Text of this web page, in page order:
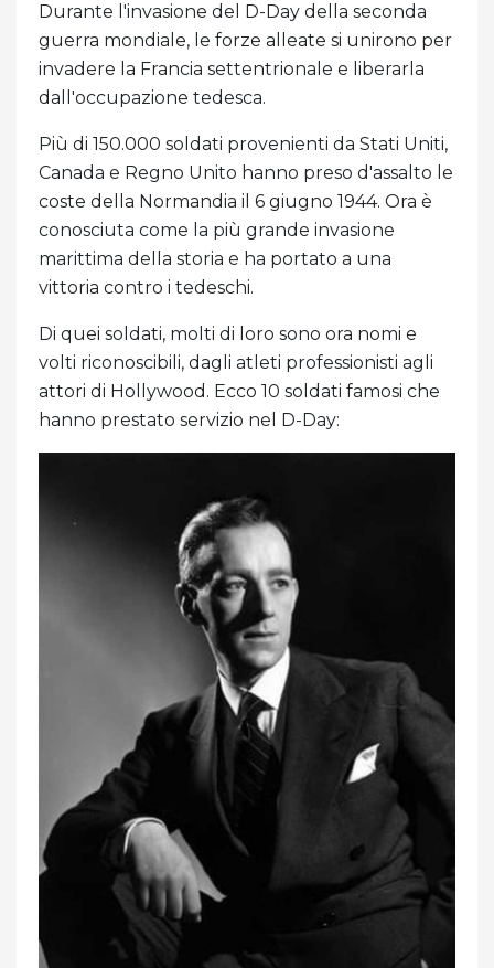
Durante l'invasione del D-Day della seconda
guerra mondiale, le forze alleate si unirono per
invadere la Francia settentrionale e liberarla
dall'occupazione tedesca.
Più di 150.000 soldati provenienti da Stati Uniti,
Canada e Regno Unito hanno preso d'assalto le
coste della Normandia il 6 giugno 1944. Ora è
conosciuta come la più grande invasione
marittima della storia e ha portato a una
vittoria contro i tedeschi.
Di quei soldati, molti di loro sono ora nomi e
volti riconoscibili, dagli atleti professionisti agli
attori di Hollywood. Ecco 10 soldati famosi che
hanno prestato servizio nel D-Day: